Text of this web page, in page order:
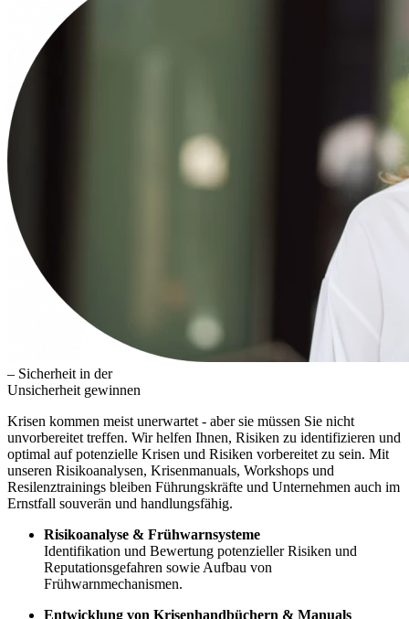
– Sicherheit in der
Unsicherheit gewinnen
Krisen kommen meist unerwartet - aber sie müssen Sie nicht
unvorbereitet treffen. Wir helfen Ihnen, Risiken zu identifizieren und
optimal auf potenzielle Krisen und Risiken vorbereitet zu sein. Mit
unseren Risikoanalysen, Krisenmanuals, Workshops und
Resilenztrainings bleiben Führungskräfte und Unternehmen auch im
Ernstfall souverän und handlungsfähig.
Risikoanalyse & Frühwarnsysteme
Identifikation und Bewertung potenzieller Risiken und
Reputationsgefahren sowie Aufbau von
Frühwarnmechanismen.
Entwicklung von Krisenhandbüchern & Manuals